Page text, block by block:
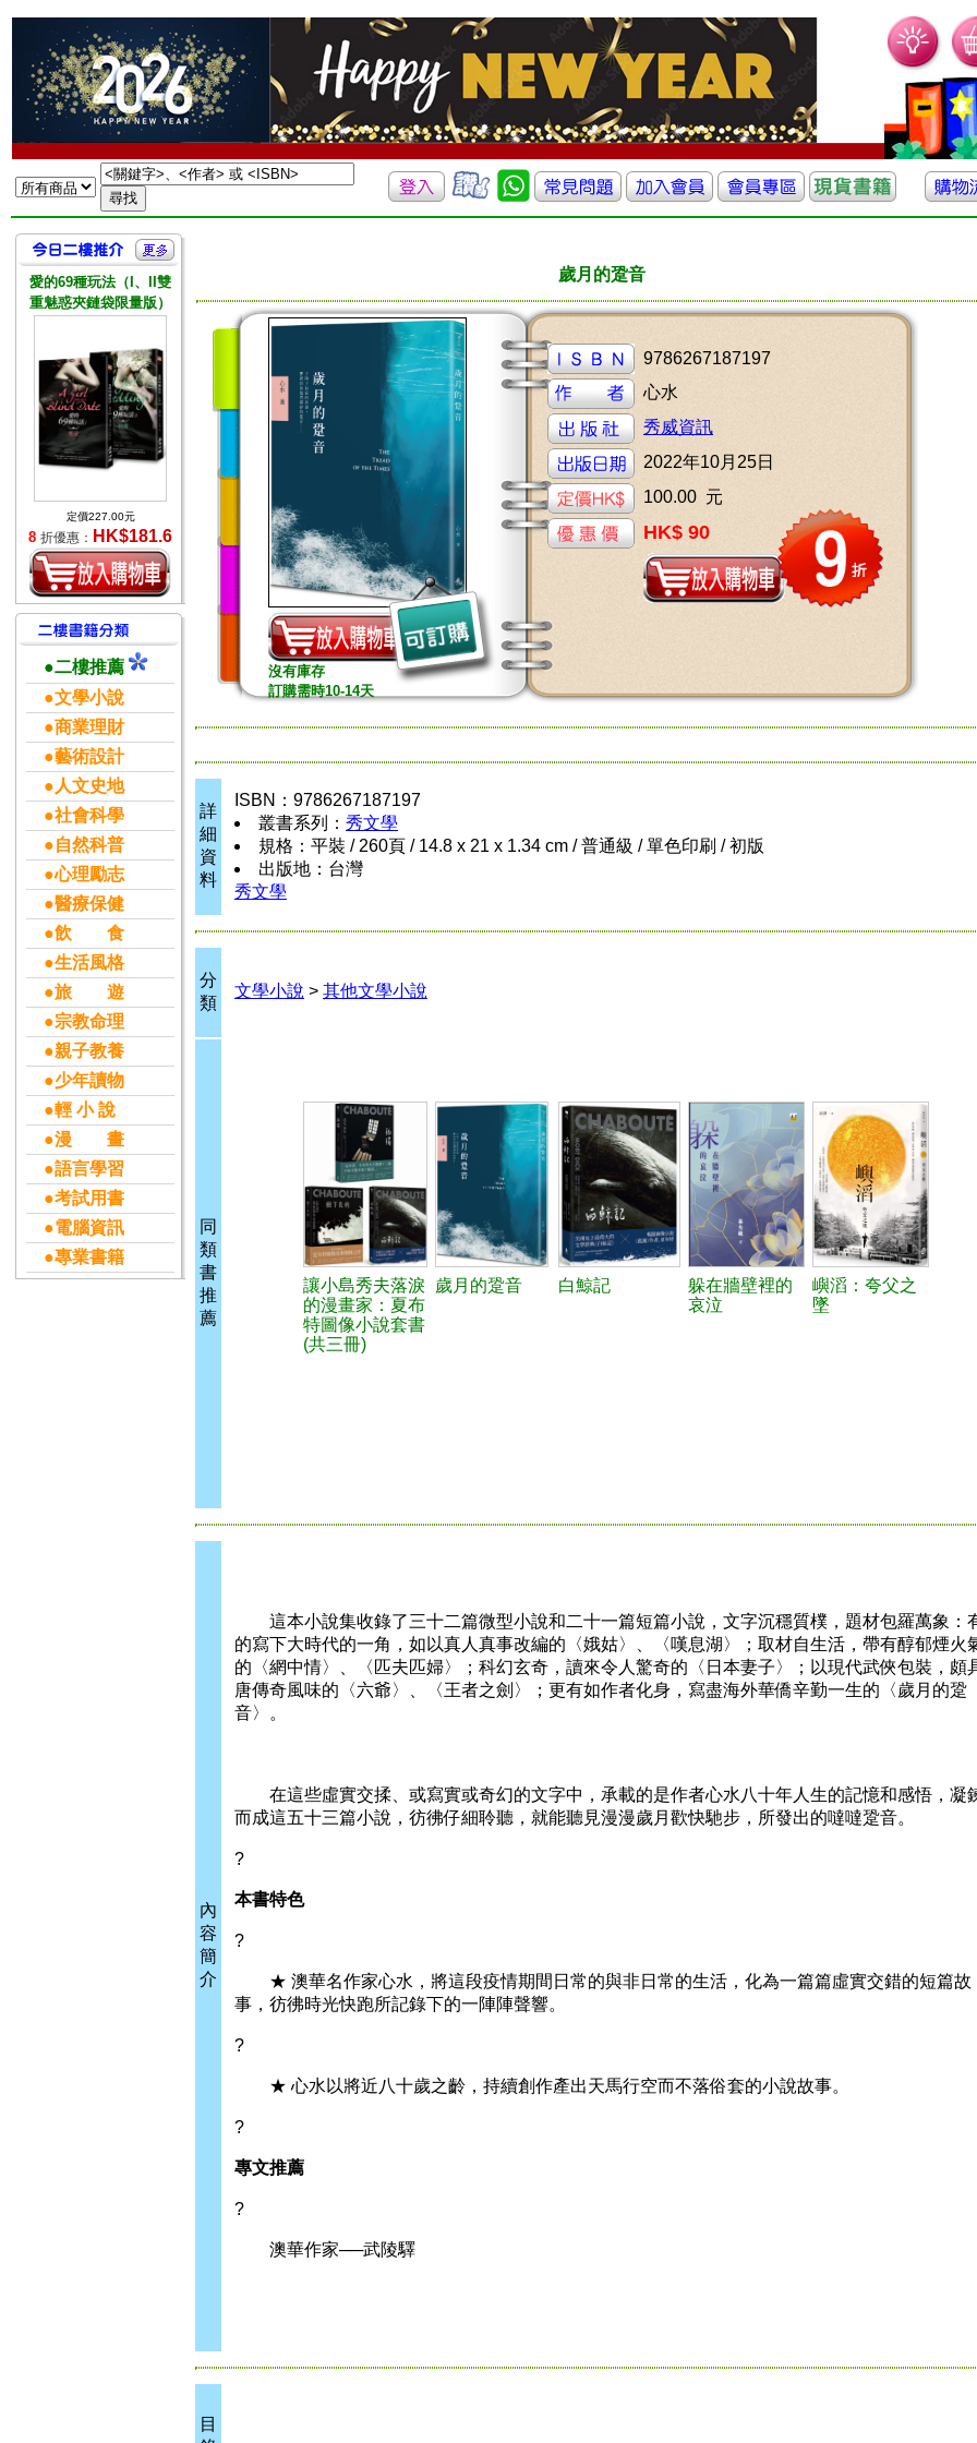
愛的69種玩法（I、II雙
重魅惑夾鏈袋限量版）
定價227.00元
8 折優惠： HK$181.6
●二樓推薦
●文學小說
●商業理財
●藝術設計
●人文史地
●社會科學
●自然科普
●心理勵志
●醫療保健
●飲 食
●生活風格
●旅 遊
●宗教命理
●親子教養
●少年讀物
●輕 小 說
●漫 畫
●語言學習
●考試用書
●電腦資訊
●專業書籍
歲月的跫音
沒有庫存
訂購需時10-14天
9786267187197
心水
秀威資訊
2022年10月25日
100.00 元
HK$ 90
詳
細
資
料
ISBN：9786267187197
叢書系列： 秀文學
規格：平裝 / 260頁 / 14.8 x 21 x 1.34 cm / 普通級 / 單色印刷 / 初版
出版地：台灣
秀文學
分
類
文學小說 > 其他文學小說
同
類
書
推
薦
讓小島秀夫落淚
的漫畫家：夏布
特圖像小說套書
(共三冊)
歲月的跫音 白鯨記
躲在牆壁裡的
哀泣
嶼滔：夸父之
墜
內
容
簡
介
這本小說集收錄了三十二篇微型小說和二十一篇短篇小說，文字沉穩質樸，題材包羅萬象：
的寫下大時代的一角，如以真人真事改編的〈娥姑〉、〈嘆息湖〉；取材自生活，帶有醇郁煙火
的〈網中情〉、〈匹夫匹婦〉；科幻玄奇，讀來令人驚奇的〈日本妻子〉；以現代武俠包裝，頗
唐傳奇風味的〈六爺〉、〈王者之劍〉；更有如作者化身，寫盡海外華僑辛勤一生的〈歲月的跫
音〉。
在這些虛實交揉、或寫實或奇幻的文字中，承載的是作者心水八十年人生的記憶和感悟，凝
而成這五十三篇小說，彷彿仔細聆聽，就能聽見漫漫歲月歡快馳步，所發出的噠噠跫音。
?
本書特色
?
★ 澳華名作家心水，將這段疫情期間日常的與非日常的生活，化為一篇篇虛實交錯的短篇故
事，彷彿時光快跑所記錄下的一陣陣聲響。
?
★ 心水以將近八十歲之齡，持續創作產出天馬行空而不落俗套的小說故事。
?
專文推薦
?
澳華作家──武陵驛
目